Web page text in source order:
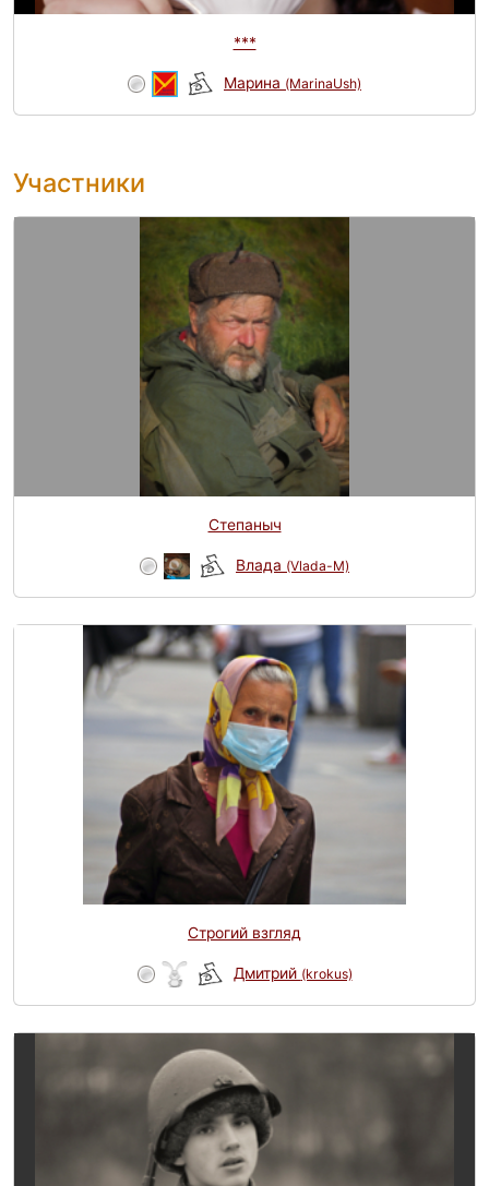
***
Марина (MarinaUsh)
Участники
Степаныч
Влада (Vlada-M)
Строгий взгляд
Дмитрий (krokus)